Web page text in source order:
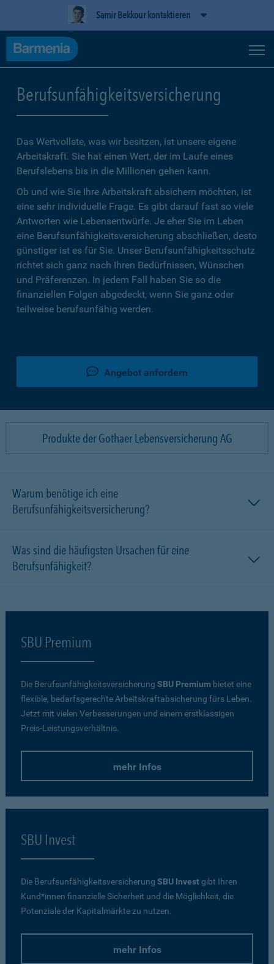
Samir Bekkour kontaktieren
Berufsunfähigkeitsversicherung
Das Wertvollste, was wir besitzen, ist unsere eigene
Arbeitskraft. Sie hat einen Wert, der im Laufe eines
Berufslebens bis in die Millionen gehen kann.
Ob und wie Sie Ihre Arbeitskraft absichern möchten, ist
eine sehr individuelle Frage. Es gibt darauf fast so viele
Antworten wie Lebensentwürfe. Je eher Sie im Leben
eine Berufsunfähigkeitsversicherung abschließen, desto
günstiger ist es für Sie. Unser Berufsunfähigkeitsschutz
richtet sich ganz nach Ihren Bedürfnissen, Wünschen
und Präferenzen. In jedem Fall haben Sie so die
finanziellen Folgen abgedeckt, wenn Sie ganz oder
teilweise berufsunfähig werden.
Angebot anfordern
Produkte der Gothaer Lebensversicherung AG
Warum benötige ich eine
Berufsunfähigkeitsversicherung?
Was sind die häufigsten Ursachen für eine
Berufsunfähigkeit?
SBU Premium
Die Berufsunfähigkeitsversicherung SBU Premium bietet eine
flexible, bedarfsgerechte Arbeitskraftabsicherung fürs Leben.
Jetzt mit vielen Verbesserungen und einem erstklassigen
Preis-Leistungsverhältnis.
mehr Infos
SBU Invest
Die Berufsunfähigkeitsversicherung SBU Investgibt Ihren
Kund*innen finanzielle Sicherheit und die Möglichkeit, die
Potenziale der Kapitalmärkte zu nutzen.
mehr Infos